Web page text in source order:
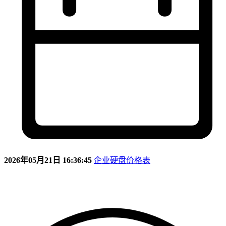
2026年05月21日 16:36:45 企业硬盘价格表